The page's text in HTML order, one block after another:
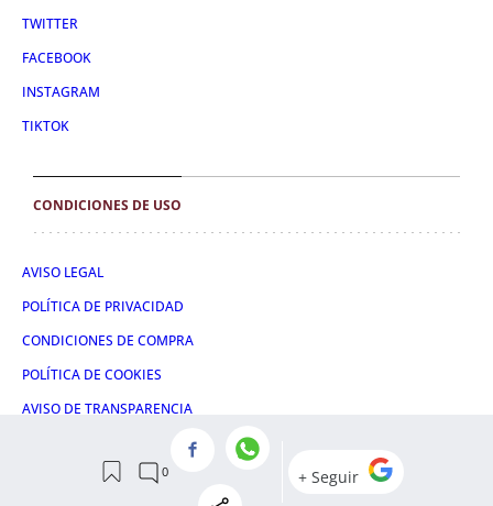
TWITTER
FACEBOOK
INSTAGRAM
TIKTOK
CONDICIONES DE USO
AVISO LEGAL
POLÍTICA DE PRIVACIDAD
CONDICIONES DE COMPRA
POLÍTICA DE COOKIES
AVISO DE TRANSPARENCIA